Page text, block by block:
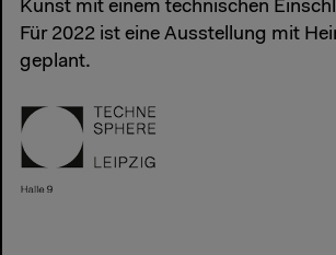
Kunst mit einem technischen
Für 2022 ist eine Ausstellung mit
geplant.